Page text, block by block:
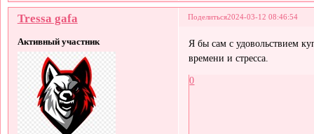
Поделиться2024-03-12 08:46:54
Tressa gafa
Активный участник
Я бы сам с удовольствием
времени и стресса.
0